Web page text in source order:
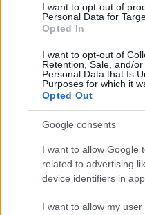
I want to opt-out of
Personal Data for
Opted In
I want to opt-out of
Retention, Sale, and/
Personal Data that Is
Purposes for which it
Opted Out
Google consents
I want to allow Google
related to advertising
device identifiers in
I want to allow my
család tagjai közötti
egész tüzijátéka jellemzi az
kábítószercsempész, a
a gengszterek.
A cselekmény nem
közönség soraiban vár
módjára kúszik fel a híres
után Goold némajátékkal
mintha A helyszínelők